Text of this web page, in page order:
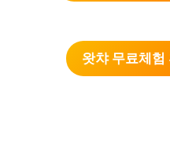
왓챠 무료체험